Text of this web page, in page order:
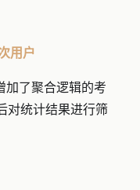
用户
加了聚合逻辑的考
对统计结果进行筛